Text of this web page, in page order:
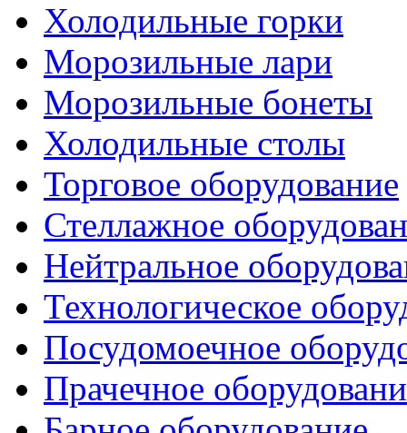
Холодильные горки
Морозильные лари
Морозильные бонеты
Холодильные столы
Торговое оборудование
Стеллажное
Нейтральное
Технологическое
Посудомоечное
Прачечное